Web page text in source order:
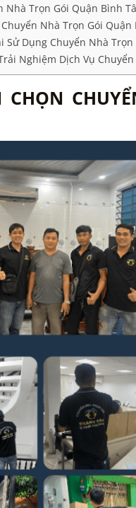
Nhà Trọn Gói Quận Bình
Nhà Trọn Gói
Sử Dụng Chuyển Nhà
Nghiệm Dịch Vụ
CHỌN